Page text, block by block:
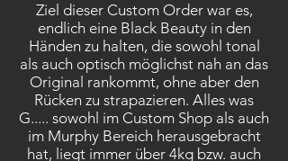
Ziel dieser Custom Order war es,
endlich eine Black Beauty in den
Händen zu halten, die sowohl tonal
als auch optisch möglichst nah an das
Original rankommt, ohne aber den
Rücken zu strapazieren. Alles was
G..... sowohl im Custom Shop als auch
im Murphy Bereich herausgebracht
hat, liegt immer über 4kg bzw. auch